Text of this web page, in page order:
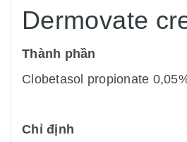
Dermovate
Thành phần
Clobetasol propionate
Chỉ định